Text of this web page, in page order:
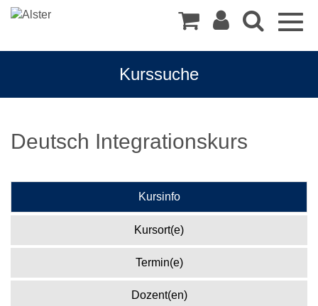
Kurssuche
Deutsch Integrationskurs
Kursinfo
Kursort(e)
Termin(e)
Dozent(en)